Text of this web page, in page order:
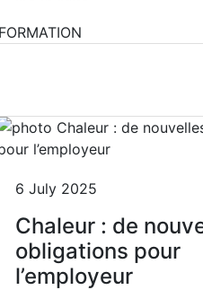
6 July 2025
Chaleur : de
obligations pour
l’employeur